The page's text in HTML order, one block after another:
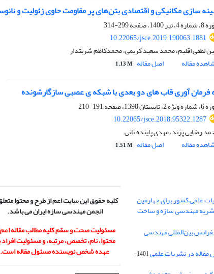
سازی مکانیکی و اقتصادی بتن‌‌ها‌ی پر مقاومت حاوی زئولیت و
تیر 1400، صفحه
299-314
10.22065/jsce.2019.190063.1881
لطفی اقلیم، محمد سعید کریمی، محمدکاظم شربتدار
مقاله
اصل مقاله 1.13 M
فرمان آوری قاب های دو بعدی با شبکه ی عصبی سازگارشونده
تابستان 1398، صفحه
191-210
10.22065/jsce.2018.95322.1287
رضایی پژند، مهدی پاینده ثانی
مقاله
اصل مقاله 1.51 M
علمی کشور برای چهارمین
مهندسی سازه و ساخت
بین‌المللی مهندسی
مقاله در نشریات علمی
1401-
کلیه حقوق این سایت اعم از طرح و محتوا
انجمن مهندسی سازه ایران می باشد.
مسئولیت صحت و سقم کلیه مطالب مقاله اعم
محتوا، نام، تخصص، مرتبه، و مسئولیت افراد
عهده شخص نویسنده مسئول مقاله است.